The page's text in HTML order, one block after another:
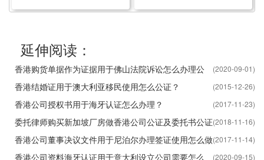
用证部门要的登记事项证明书？
延伸阅读：
(2020-09-01)
香港购货单据作为证据用于佛山法院诉讼怎么办理公
证？
(2015-12-26)
香港结婚证用于澳大利亚移民使用怎么公证？
(2017-11-23)
香港公司授权书用于海牙认证怎么办理？
(2018-11-16)
委托律师购买新加坡厂房做香港公司公证及委托书公证
海牙认证
(2017-11-14)
香港公司董事决议文件用于尼泊尔办理签证使用怎么做
公证？
(2020-09-15)
香港公司资料海牙认证用于意大利设立公司需要怎么